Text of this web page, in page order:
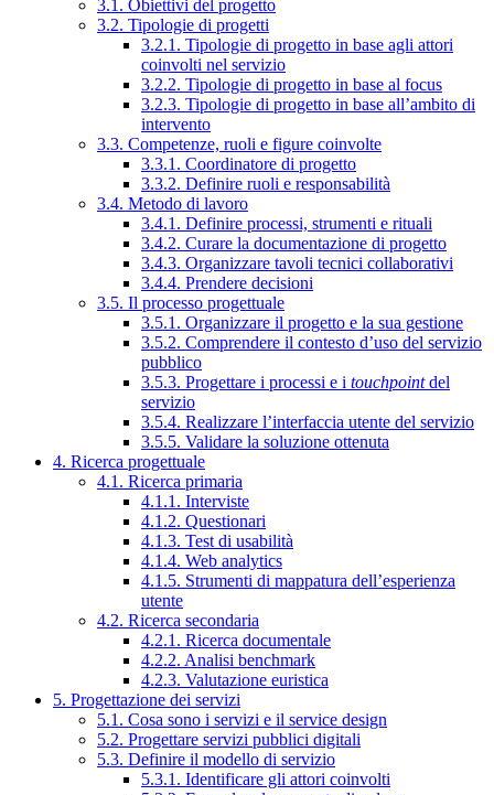
3.1. Obiettivi del progetto
3.2. Tipologie di progetti
3.2.1. Tipologie di progetto in base agli attori
coinvolti nel servizio
3.2.2. Tipologie di progetto in base al focus
3.2.3. Tipologie di progetto in base all’ambito di
intervento
3.3. Competenze, ruoli e figure coinvolte
3.3.1. Coordinatore di progetto
3.3.2. Definire ruoli e responsabilità
3.4. Metodo di lavoro
3.4.1. Definire processi, strumenti e rituali
3.4.2. Curare la documentazione di progetto
3.4.3. Organizzare tavoli tecnici collaborativi
3.4.4. Prendere decisioni
3.5. Il processo progettuale
3.5.1. Organizzare il progetto e la sua gestione
3.5.2. Comprendere il contesto d’uso del servizio
pubblico
3.5.3. Progettare i processi e i touchpointdel
servizio
3.5.4. Realizzare l’interfaccia utente del servizio
3.5.5. Validare la soluzione ottenuta
4. Ricerca progettuale
4.1. Ricerca primaria
4.1.1. Interviste
4.1.2. Questionari
4.1.3. Test di usabilità
4.1.4. Web analytics
4.1.5. Strumenti di mappatura dell’esperienza
utente
4.2. Ricerca secondaria
4.2.1. Ricerca documentale
4.2.2. Analisi benchmark
4.2.3. Valutazione euristica
5. Progettazione dei servizi
5.1. Cosa sono i servizi e il service design
5.2. Progettare servizi pubblici digitali
5.3. Definire il modello di servizio
5.3.1. Identificare gli attori coinvolti